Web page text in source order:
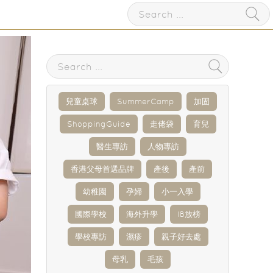
兒童桌球 SummerCamp 加固
ShoppingGuide 走佬袋 育兒
醫生專訪 人物專訪
香港父母首選品牌 產後 產前
幼稚園 孕婦 小一入學
國際學校 海外升學 IB放榜
學校專訪 濕疹 親子好去處
母乳 毛孩